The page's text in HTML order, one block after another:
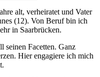
alt, verheiratet und Vater
(12). Von Beruf bin ich
in Saarbrücken.
seinen Facetten. Ganz
Hier engagiere ich mich